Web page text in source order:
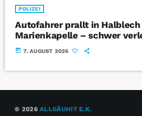
POLIZEI
Autofahrer prallt in Halblech
Marienkapelle – schwer
today 7. AUGUST 2026
© 2026ALLGÄUHIT E.K.